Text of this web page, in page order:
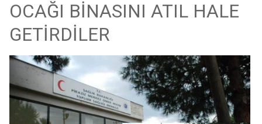
OCAĞI BİNASINI ATIL HALE
GETİRDİLER